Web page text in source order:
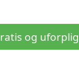
og